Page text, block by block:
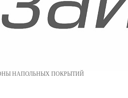
НАПОЛЬНЫХ ПОКРЫТИЙ